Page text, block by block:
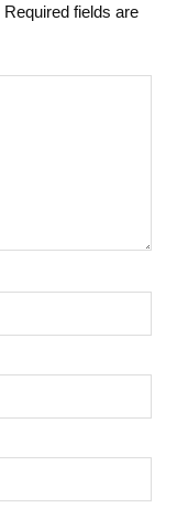
Required fields are